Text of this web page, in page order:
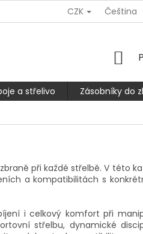
REKLAMACE NEBO VRÁCENÍ/
CZK Čeština
a střelivo Zásobníky do
při každé střelbě. V této
a kompatibilitách s
i celkový komfort při
střelbu, dynamické